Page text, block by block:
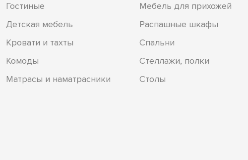
Гостиные
Детская мебель
Кровати и тахты
Комоды
Матрасы и наматрасники
Мебель для прихожей
Распашные шкафы
Спальни
Стеллажи, полки
Столы